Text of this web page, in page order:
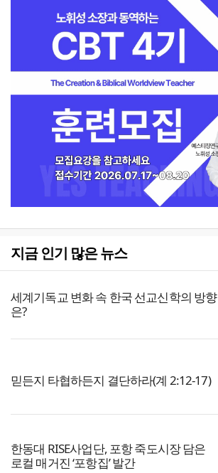
지금 인기 많은 뉴스
세계기독교 변화 속 한국 선교신학의 방향
은?
믿든지 타협하든지 결단하라(계 2:12-17)
한동대 RISE사업단, 포항 죽도시장 담은
로컬 매거진 ‘포항집’ 발간